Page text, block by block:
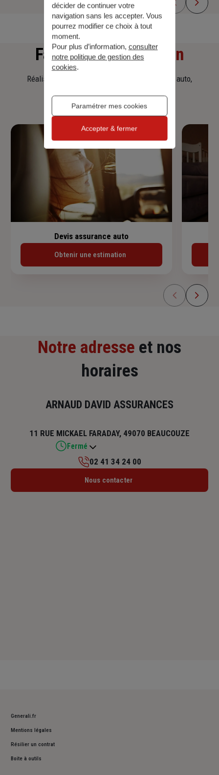
Faitesune simulation
Réalisez une simulation tarifaire d'assurance, auto,
Devis assurance auto
Obtenir une estimation
Notre adresse et nos
horaires
ARNAUD DAVID ASSURANCES
11 RUE MICKAEL FARADAY, 49070 BEAUCOUZE
Fermé
Lundi : 09h – 12h / 14h – 18h
02 41 34 24 00
Nous contacter
Generali.fr
Mentions légales
Résilier un contrat
Boite à outils
décider de continuer votre
navigation sans les accepter. Vous
pourrez modifier ce choix à tout
moment.
Pour plus d’information, consulter
notre politique de gestion des
cookies.
Paramétrer mes cookies
Accepter & fermer